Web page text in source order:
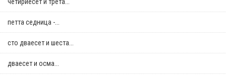
петта седница -...
сто дваесет и шеста...
дваесет и осма...